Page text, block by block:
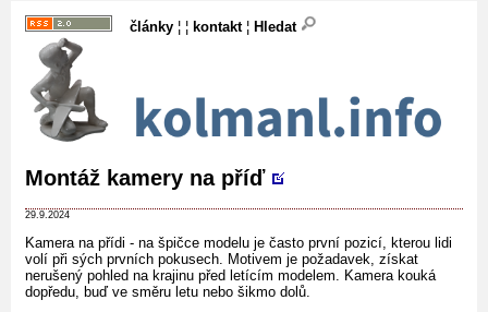
články ¦ ¦ kontakt¦ Hledat
Montáž kamery na příď
29.9.2024
Kamera na přídi - na špičce modelu je často první pozicí, kterou lidi
volí při sých prvních pokusech. Motivem je požadavek, získat
nerušený pohled na krajinu před letícím modelem. Kamera kouká
dopředu, buď ve směru letu nebo šikmo dolů.